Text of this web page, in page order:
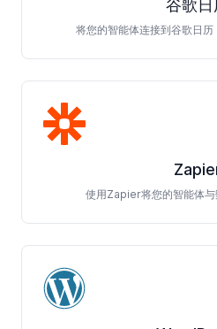
谷歌日
将您的智能体连接到谷歌日
使用Zapier将您的智能体